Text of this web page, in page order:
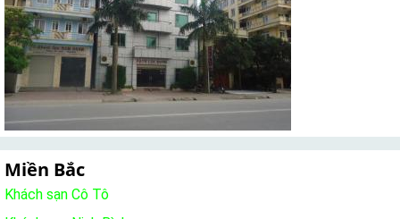
Miền Bắc
Khách sạn Cô Tô